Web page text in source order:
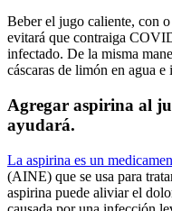
Beber el jugo caliente, con
evitará que contraiga
infectado. De la misma
cáscaras de limón en agua e
Agregar aspirina al
ayudará.
La aspirina es un
(AINE) que se usa para
aspirina puede aliviar el